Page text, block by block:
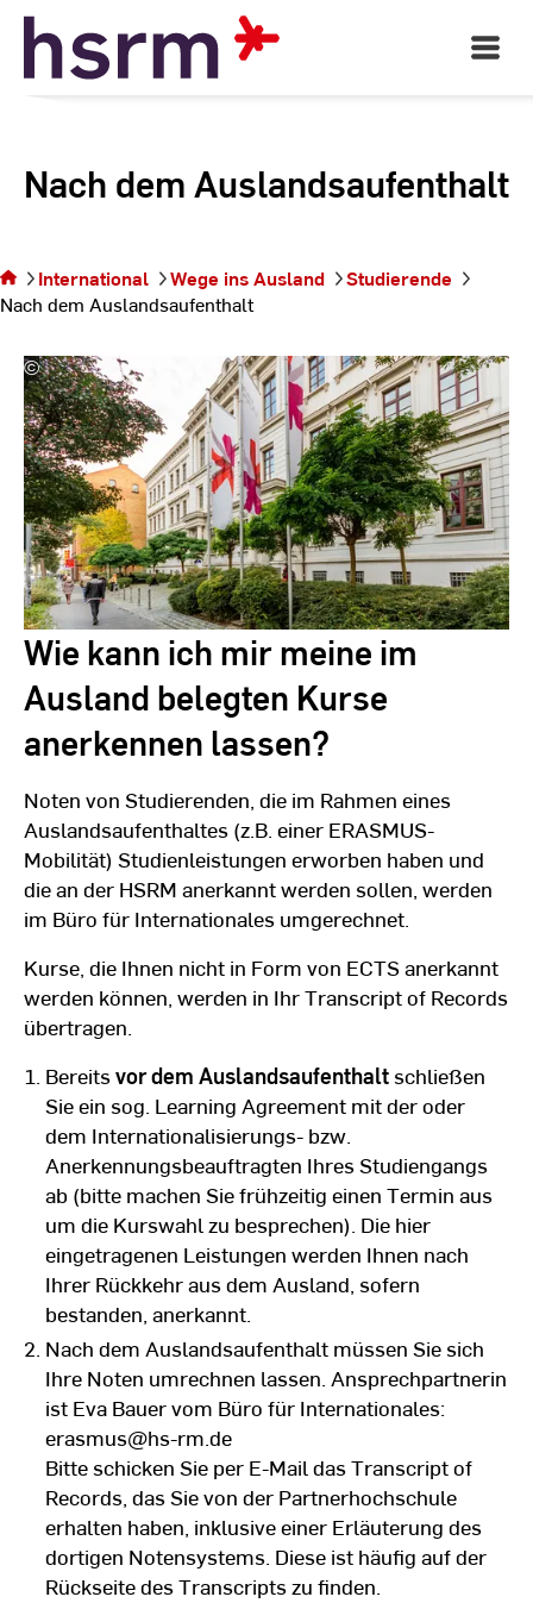
Skip
Content
Open
Main
Nach dem Auslandsaufenthalt
auf der Seite Nach
dem
International Wege ins Ausland
Studierende
Nach dem Auslandsaufenthalt
©
Andreas
Schlote
Hochschule
RheinMain
Wie kann ich mir meine im
Ausland belegten Kurse
anerkennen lassen?
Noten von Studierenden, die im Rahmen eines
Auslandsaufenthaltes (z.B. einer ERASMUS-
Mobilität) Studienleistungen erworben haben und
die an der HSRM anerkannt werden sollen, werden
im Büro für Internationales umgerechnet.
Kurse, die Ihnen nicht in Form von ECTS anerkannt
werden können, werden in Ihr Transcript of Records
übertragen.
Bereitsvor dem Auslandsaufenthaltschließen
Sie ein sog. Learning Agreement mit der oder
dem Internationalisierungs- bzw.
Anerkennungsbeauftragten Ihres Studiengangs
ab (bitte machen Sie frühzeitig einen Termin aus
um die Kurswahl zu besprechen). Die hier
eingetragenen Leistungen werden Ihnen nach
Ihrer Rückkehr aus dem Ausland, sofern
bestanden, anerkannt.
Nach dem Auslandsaufenthalt müssen Sie sich
Ihre Noten umrechnen lassen. Ansprechpartnerin
ist Eva Bauer vom Büro für Internationales:
erasmus@hs-rm.de
Bitte schicken Sie per E-Mail das Transcript of
Records, das Sie von der Partnerhochschule
erhalten haben, inklusive einer Erläuterung des
dortigen Notensystems. Diese ist häufig auf der
Rückseite des Transcripts zu finden.